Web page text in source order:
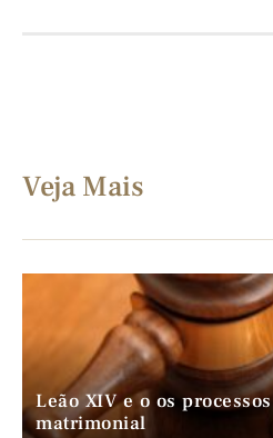
Veja Mais
Leão XIV e o os
matrimonial